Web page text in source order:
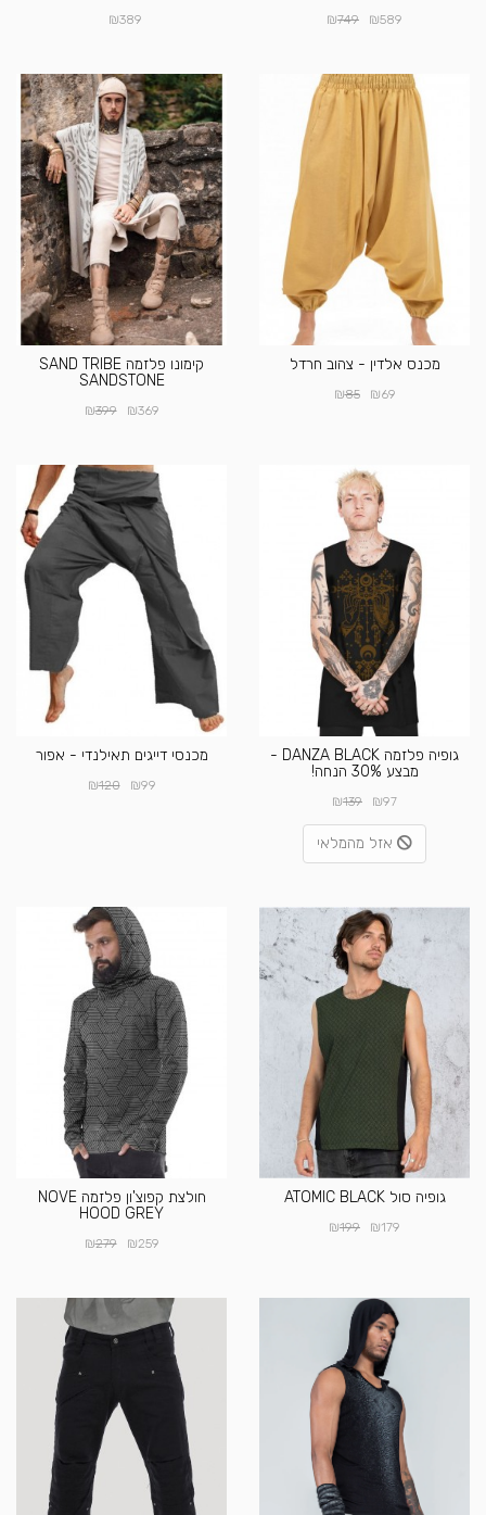
₪589
₪749
₪389
מכנס אלדין - צהוב חרדל
₪69
₪85
קימונו פלזמה SAND TRIBE
SANDSTONE
₪369
₪399
גופיה פלזמה DANZA BLACK -
מבצע 30% הנחה!
₪97
₪139
אזל מהמלאי
מכנסי דייגים תאילנדי - אפור
₪99
₪120
גופיה סול ATOMIC BLACK
₪179
₪199
חולצת קפוצ'ון פלזמה NOVE
HOOD GREY
₪259
₪279